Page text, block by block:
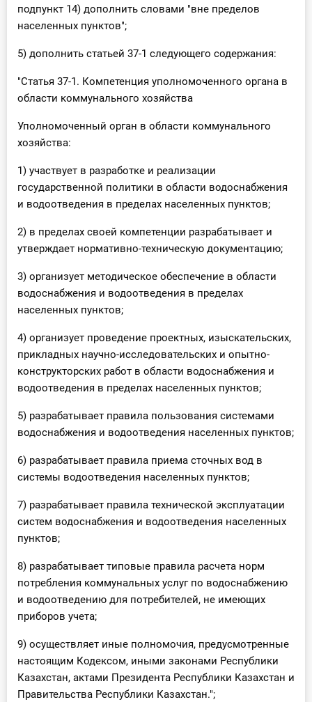
подпункт 14) дополнить словами "вне пределов
населенных пунктов";
5) дополнить статьей 37-1 следующего содержания:
"Статья 37-1. Компетенция уполномоченного органа в
области коммунального хозяйства
Уполномоченный орган в области коммунального
хозяйства:
1) участвует в разработке и реализации
государственной политики в области водоснабжения
и водоотведения в пределах населенных пунктов;
2) в пределах своей компетенции разрабатывает и
утверждает нормативно-техническую документацию;
3) организует методическое обеспечение в области
водоснабжения и водоотведения в пределах
населенных пунктов;
4) организует проведение проектных, изыскательских,
прикладных научно-исследовательских и опытно-
конструкторских работ в области водоснабжения и
водоотведения в пределах населенных пунктов;
5) разрабатывает правила пользования системами
водоснабжения и водоотведения населенных пунктов;
6) разрабатывает правила приема сточных вод в
системы водоотведения населенных пунктов;
7) разрабатывает правила технической эксплуатации
систем водоснабжения и водоотведения населенных
пунктов;
8) разрабатывает типовые правила расчета норм
потребления коммунальных услуг по водоснабжению
и водоотведению для потребителей, не имеющих
приборов учета;
9) осуществляет иные полномочия, предусмотренные
настоящим Кодексом, иными законами Республики
Казахстан, актами Президента Республики Казахстан и
Правительства Республики Казахстан.";